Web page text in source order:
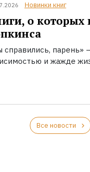
Новинки книг
о которых
справились, парень»
и жажде
Все новости